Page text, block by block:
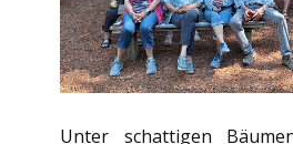
Unter schattigen